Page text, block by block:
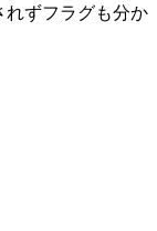
れずフラグも分か